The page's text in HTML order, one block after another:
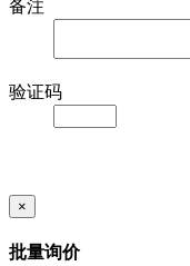
备注
验证码
×
批量询价